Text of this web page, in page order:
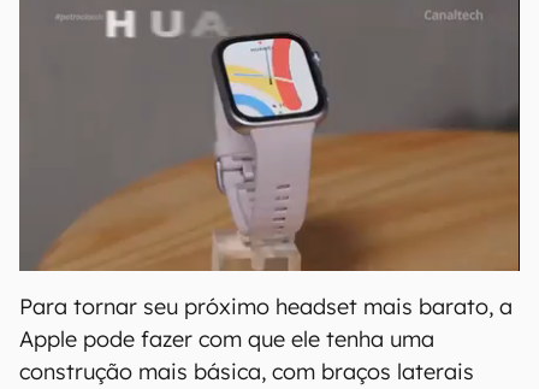
Para tornar seu próximo headset mais barato, a
Apple pode fazer com que ele tenha uma
construção mais básica, com braços laterais